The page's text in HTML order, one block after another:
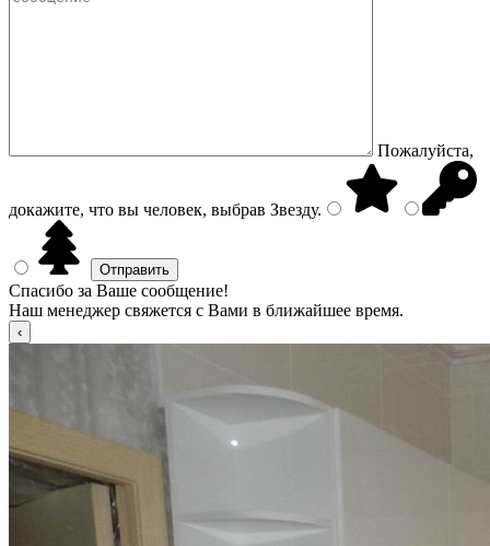
Пожалуйста,
докажите, что вы человек, выбрав Звезду.
Спасибо за Ваше сообщение!
Наш менеджер свяжется с Вами в ближайшее время.